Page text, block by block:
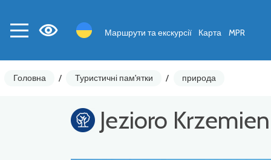
Маршрути та екскурсії Карта MPR
Головна / Туристичні пам'ятки / природа
Jezioro